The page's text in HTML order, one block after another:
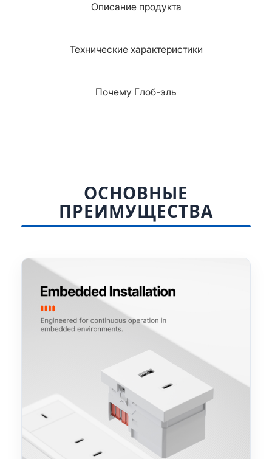
Описание продукта
Технические характеристики
Почему Глоб-эль
ОСНОВНЫЕ
ПРЕИМУЩЕСТВА